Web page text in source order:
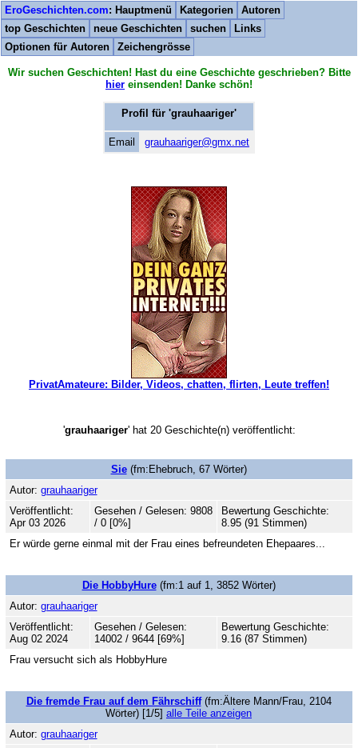
EroGeschichten.com: Hauptmenü Kategorien
Autoren
top Geschichten
neue Geschichten suchen
Links
Optionen für Autoren
Zeichengrösse
Wir suchen Geschichten! Hast du eine Geschichte geschrieben? Bitte
hier einsenden! Danke schön!
Profil für 'grauhaariger'
Email grauhaariger@gmx.net
PrivatAmateure: Bilder, Videos, chatten, flirten, Leute treffen!
'grauhaariger' hat 20 Geschichte(n) veröffentlicht:
Sie(fm:Ehebruch, 67 Wörter)
Autor: grauhaariger
Veröffentlicht:
Apr 03 2026
Gesehen / Gelesen: 9808
/ 0 [0%]
Bewertung Geschichte:
8.95 (91 Stimmen)
Er würde gerne einmal mit der Frau eines befreundeten Ehepaares...
Die HobbyHure(fm:1 auf 1, 3852 Wörter)
Autor: grauhaariger
Veröffentlicht:
Aug 02 2024
Gesehen / Gelesen:
14002 / 9644 [69%]
Bewertung Geschichte:
9.16 (87 Stimmen)
Frau versucht sich als HobbyHure
Die fremde Frau auf dem Fährschiff(fm:Ältere Mann/Frau, 2104
Wörter) [1/5] alle Teile anzeigen
Autor: grauhaariger